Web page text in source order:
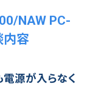
NAW PC-
内容
源が入らなく